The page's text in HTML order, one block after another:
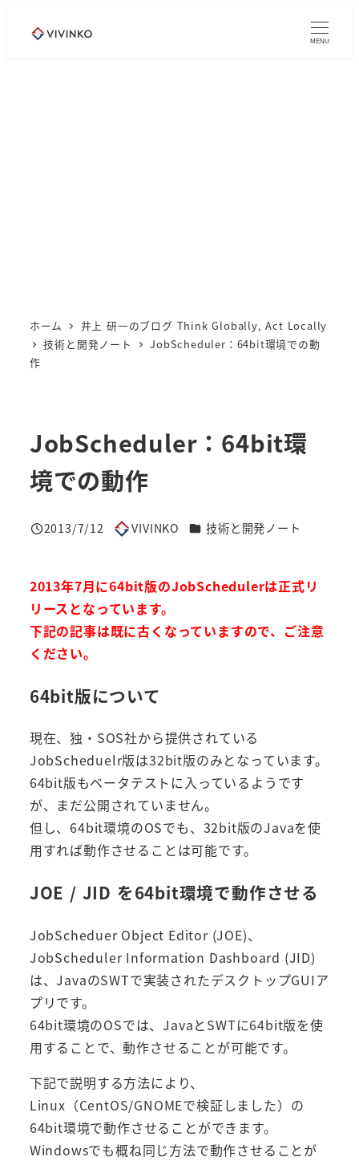
MENU
ホーム
井上 研一のブログ Think Globally, Act Locally
技術と開発ノート
JobScheduler：64bit環境での動
作
JobScheduler：64bit環
境での動作
投稿日
2013/7/12
著
VIVINKO カテゴリー
技術と開発ノート
2013年7月に64bit版のJobSchedulerは正式リ
リースとなっています。
下記の記事は既に古くなっていますので、ご注意
ください。
64bit版について
現在、独・SOS社から提供されている
JobScheduelr版は32bit版のみとなっています。
64bit版もベータテストに入っているようです
が、まだ公開されていません。
但し、64bit環境のOSでも、32bit版のJavaを使
用すれば動作させることは可能です。
JOE / JID を64bit環境で動作させる
JobScheduer Object Editor (JOE)、
JobScheduler Information Dashboard (JID)
は、JavaのSWTで実装されたデスクトップGUIア
プリです。
64bit環境のOSでは、JavaとSWTに64bit版を使
用することで、動作させることが可能です。
下記で説明する方法により、
Linux（CentOS/GNOMEで検証しました）の
64bit環境で動作させることができます。
Windowsでも概ね同じ方法で動作させることが